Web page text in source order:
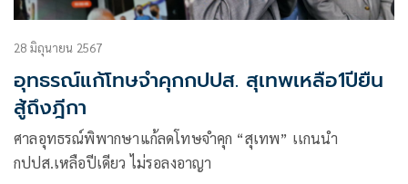
28 มิถุนายน 2567
อุทธรณ์แก้โทษจำคุกกปปส. สุเทพเหลือ1ปียืน
สู้ถึงฎีกา
ศาลอุทธรณ์พิพากษาแก้ลดโทษจำคุก “สุเทพ” เเกนนำ
กปปส.เหลือปีเดียว ไม่รอลงอาญา